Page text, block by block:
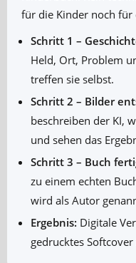
für die Kinder noch für
Schritt 1 –
Held, Ort, Problem
treffen sie selbst.
Schritt 2 – Bilder
beschreiben der KI,
und sehen das
Schritt 3 – Buch
zu einem echten
wird als Autor
Ergebnis: Digitale
gedrucktes